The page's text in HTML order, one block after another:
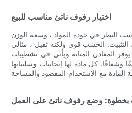
اختيار رفوف ناتئ مناسب للبيع
النظر في جودة المواد ، وسعة الوزن
التثبيت. الخشب قوي ولكنه ثقيل ، مثالي
المعادن المتانة ويأتي في تشطيبات
وشفافًا. كل مادة لها إيجابيات وسلبياتها
بخطوة: وضع رفوف ناتئ على العمل